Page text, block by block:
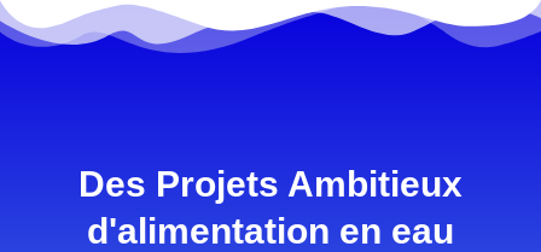
Des Projets Ambitieux
d'alimentation en eau